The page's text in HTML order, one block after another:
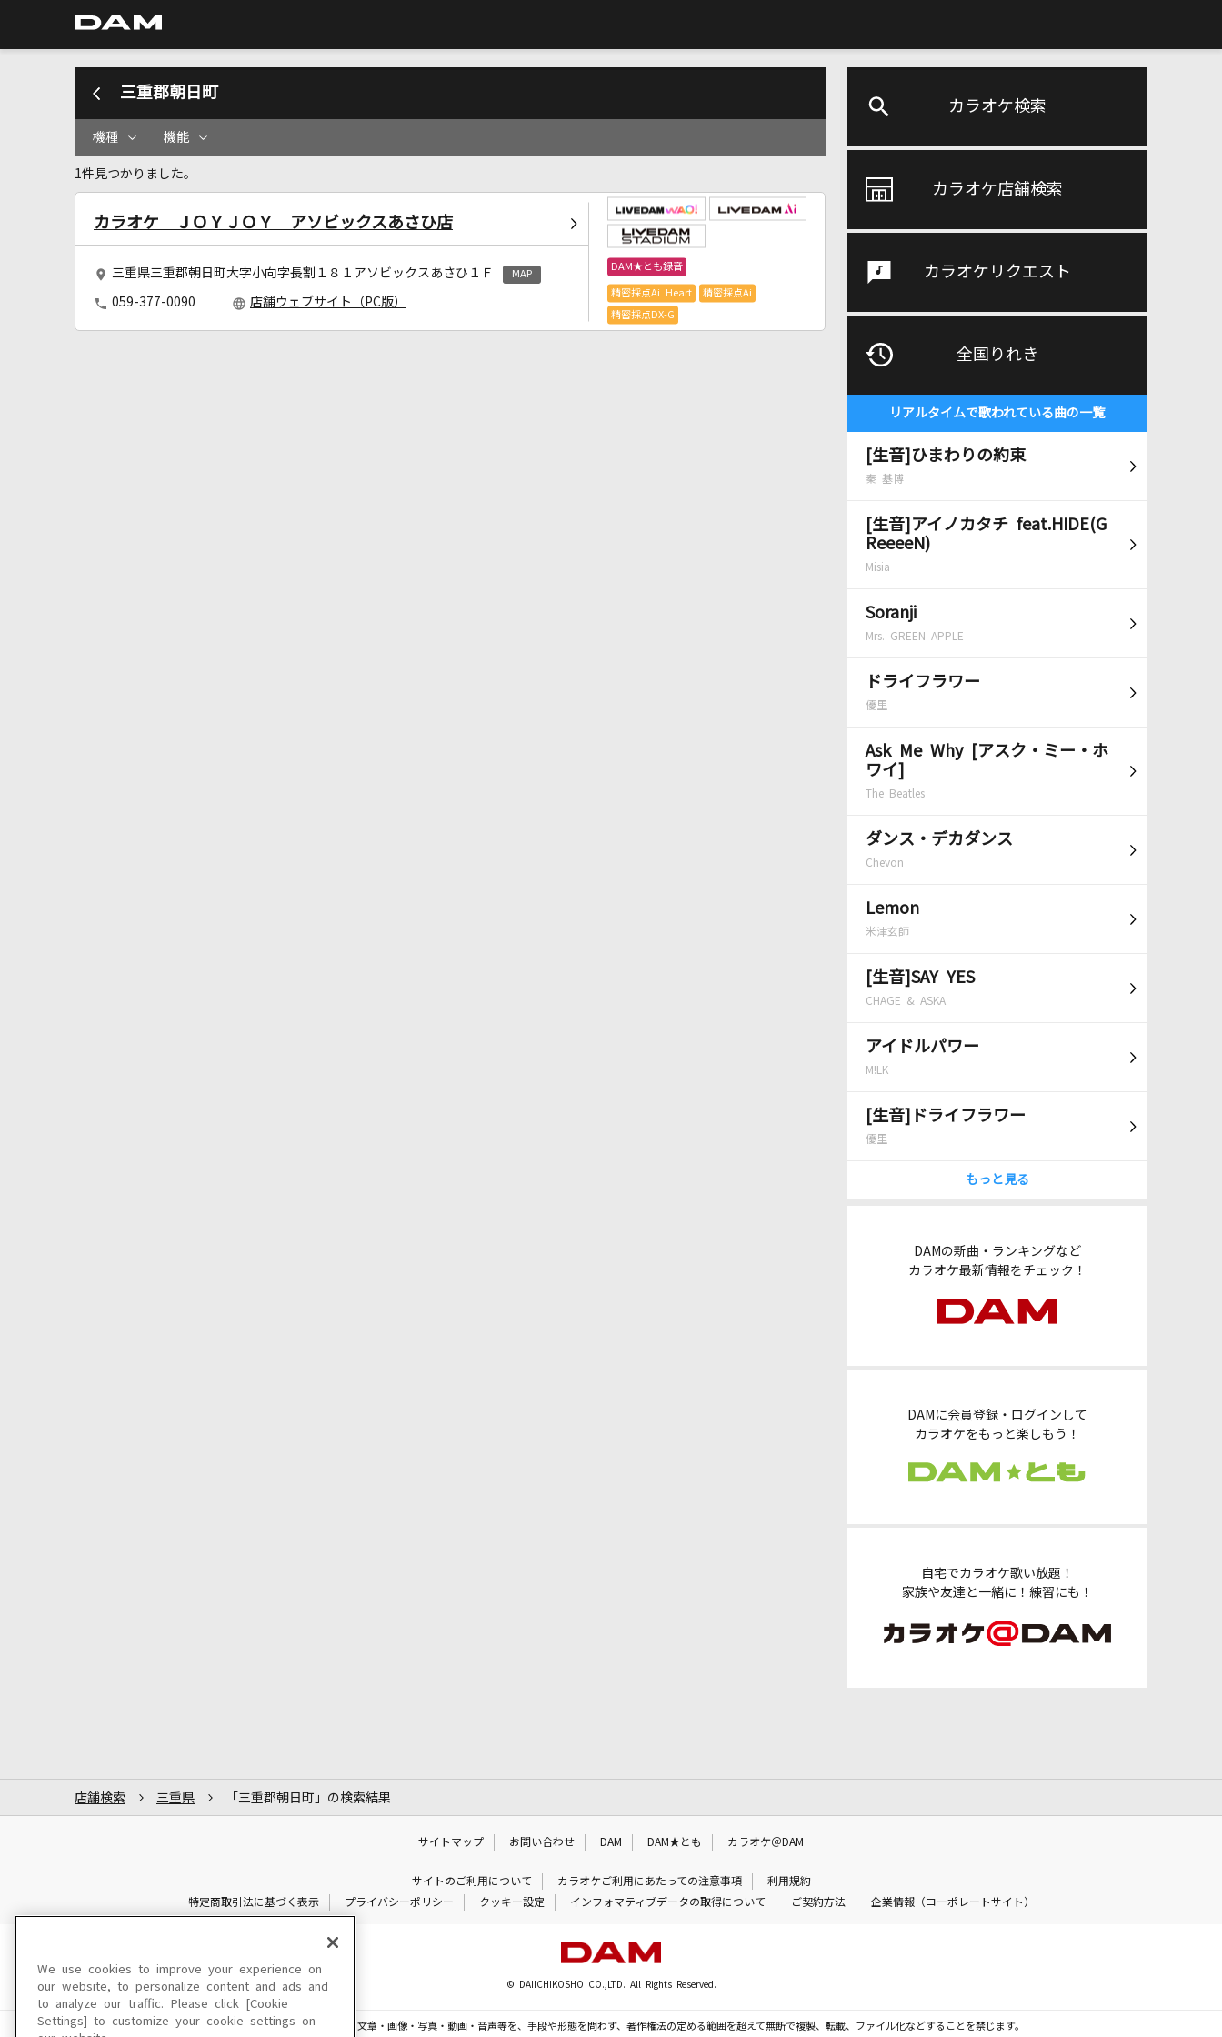
カラオケ検索
カラオケ店舗検索
カラオケリクエスト
全国りれき
リアルタイムで歌われている曲の一覧
[生音]ひまわりの約束
秦 基博
[生音]アイノカタチ feat.HIDE(G
ReeeeN)
Misia
Soranji
Mrs. GREEN APPLE
ドライフラワー
優里
Ask Me Why [アスク・ミー・ホ
ワイ]
The Beatles
ダンス・デカダンス
Chevon
Lemon
米津玄師
[生音]SAY YES
CHAGE & ASKA
アイドルパワー
M!LK
[生音]ドライフラワー
優里
もっと見る
DAMの新曲・ランキングなど
カラオケ最新情報をチェック！
DAMに会員登録・ログインして
カラオケをもっと楽しもう！
自宅でカラオケ歌い放題！
家族や友達と一緒に！練習にも！
三重郡朝日町
機種 機能
1件見つかりました。
カラオケ ＪＯＹＪＯＹ アソビックスあさひ店
三重県三重郡朝日町大字小向字長割１８１アソビックスあさひ１Ｆ MAP
059-377-0090 店舗ウェブサイト（PC版）
DAM★とも録音
精密採点Ai Heart 精密採点Ai
精密採点DX-G
店舗検索 三重県 「三重郡朝日町」の検索結果
サイトマップ お問い合わせ DAM DAM★とも カラオケ＠DAM
サイトのご利用について カラオケご利用にあたっての注意事項
利用規約
特定商取引法に基づく表示
プライバシーポリシー クッキー設定 インフォマティブデータの取得について ご契約方法 企業情報（コーポレートサイト）
© DAIICHIKOSHO CO.,LTD. All Rights Reserved.
このサイトに掲載されている一切の文章・画像・写真・動画・音声等を、手段や形態を問わず、著作権法の定める範囲を超えて無断で複製、転載、ファイル化などすることを禁じます。
We use cookies to improve your experience on
our website, to personalize content and ads and
to analyze our traffic. Please click [Cookie
Settings] to customize your cookie settings on